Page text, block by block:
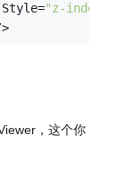
Style="z-index:
，这个你